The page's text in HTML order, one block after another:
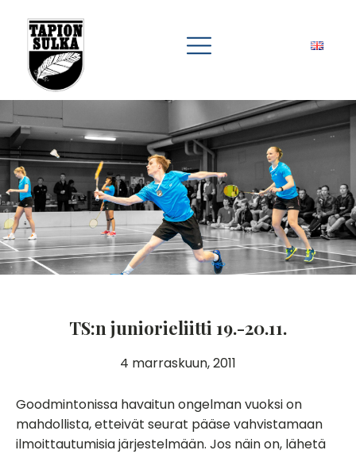
TS:n juniorieliitti 19.-20.11.
4 marraskuun, 2011
Goodmintonissa havaitun ongelman vuoksi on
mahdollista, etteivät seurat pääse vahvistamaan
ilmoittautumisia järjestelmään. Jos näin on, lähetä